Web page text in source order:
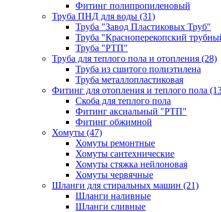
Фитинг полипропиленовый
Труба ПНД для воды (31)
Труба "Завод Пластиковых Труб"
Труба "Красноперекопский
Труба "РТП"
Труба для теплого пола и отопления (28)
Труба из сшитого полиэтилена
Труба металлопластиковая
Фитинг для отопления и теплого пола
Скоба для теплого пола
Фитинг аксиальный "РТП"
Фитинг обжимной
Хомуты (47)
Хомуты ремонтные
Хомуты сантехнические
Хомуты стяжка нейлоновая
Хомуты червячные
Шланги для стиральных машин (21)
Шланги наливные
Шланги сливные